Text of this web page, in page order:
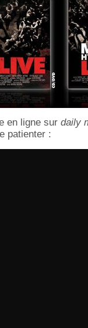
en ligne sur daily
patienter :